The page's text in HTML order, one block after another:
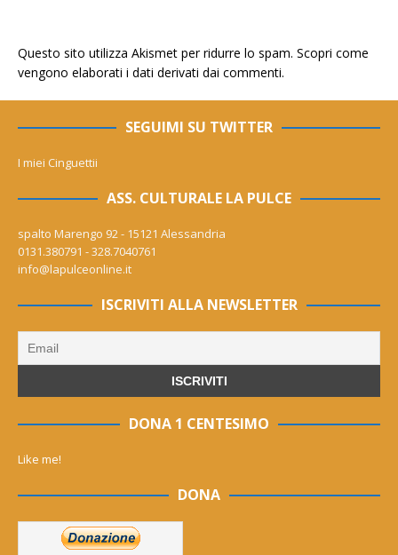
Questo sito utilizza Akismet per ridurre lo spam. Scopri come
vengono elaborati i dati derivati dai commenti.
SEGUIMI SU TWITTER
I miei Cinguettii
ASS. CULTURALE LA PULCE
spalto Marengo 92 - 15121 Alessandria
0131.380791 - 328.7040761
info@lapulceonline.it
ISCRIVITI ALLA NEWSLETTER
DONA 1 CENTESIMO
Like me!
DONA